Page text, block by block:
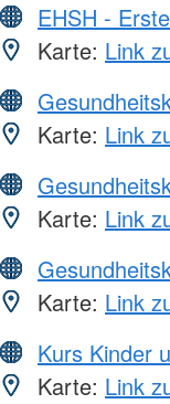
EHSH -
Karte: Link
Karte: Link
Karte: Link
Karte: Link
Kurs Kinder
Karte: Link